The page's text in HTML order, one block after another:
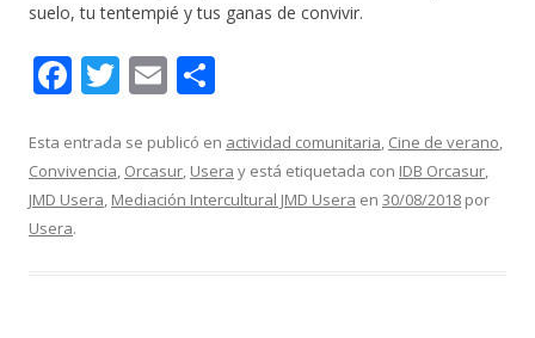
suelo, tu tentempié y tus ganas de convivir.
F
e
b
o
T
itt
er
E
ai
l
m
p
Esta entrada se publicó en actividad comunitaria, Cine de verano,
Convivencia, Orcasur, Usera y está etiquetada con IDB Orcasur,
JMD Usera, Mediación Intercultural JMD Usera en 30/08/2018 por
Usera.